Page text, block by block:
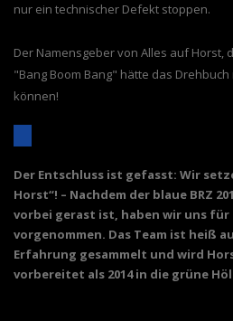
nur ein technischer Defekt stoppen.
Der Namensgeber von Alles auf Horst,
"Bang Boom Bang" hätte das
können!
Der Entschluss ist gefasst: Wir
Horst“! – Nachdem der blaue BRZ
vorbei gerast ist, haben wir uns für
vorgenommen. Das Team ist heiß
Erfahrung gesammelt und wird
vorbereitet als 2014 in die grüne